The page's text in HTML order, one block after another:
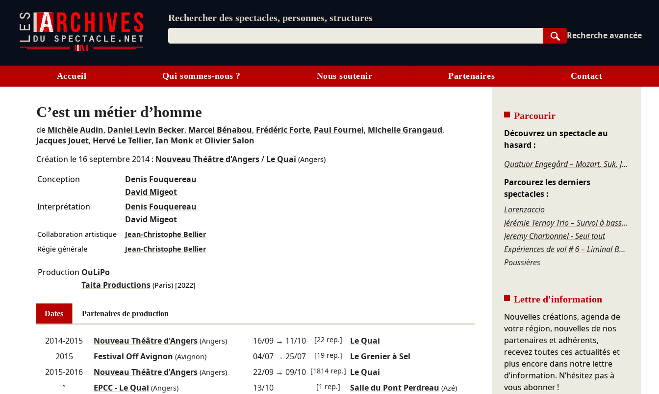
Rechercher des spectacles, personnes, structures
Rechercher
Recherche avancée
Accueil Qui sommes-nous ? Nous soutenir Partenaires Contact
C’est un métier d’homme
de Michèle Audin, Daniel Levin Becker, Marcel Bénabou, Frédéric Forte, Paul Fournel, Michelle Grangaud,
Jacques Jouet, Hervé Le Tellier, Ian Monket Olivier Salon
Création le 16 septembre 2014: Nouveau Théâtre d'Angers/ Le Quai (Angers)
Conception
Denis Fouquereau
David Migeot
Interprétation
Denis Fouquereau
David Migeot
Collaboration artistique
Jean-Christophe Bellier
Régie générale
Jean-Christophe Bellier
Production OuLiPo
Taita Productions(Paris) [2022]
Dates Partenaires de production
2014-2015 Nouveau Théâtre d'Angers(Angers) 16/09→ 11/10 [22 rep.]
Le Quai
2015
Festival Off Avignon (Avignon) 04/07→ 25/07 [19 rep.]
Le Grenier à Sel
2015-2016
Nouveau Théâtre d'Angers(Angers) 22/09→ 09/10 [1814 rep.] Le Quai
″
EPCC - Le Quai (Angers) 13/10 [1 rep.] Salle du Pont Perdreau (Azé)
Parcourir
Découvrez un spectacle au
hasard :
Quatuor Engegård – Mozart, Suk, Janáček
Parcourez les derniers
spectacles :
Lorenzaccio
Jérémie Ternoy Trio – Survol à basse altitude
Jeremy Charbonnel - Seul tout
Expériences de vol # 6 – Liminal Box / Sirènes
Poussières
Lettre d'information
Nouvelles créations, agenda de
votre région, nouvelles de nos
partenaires et adhérents,
recevez toutes ces actualités et
plus encore dans notre lettre
d’information. N’hésitez pas à
vous abonner !